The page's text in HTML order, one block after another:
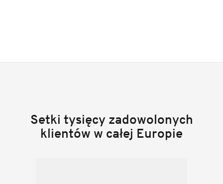
Setki tysięcy zadowolonych
klientów w całej Europie